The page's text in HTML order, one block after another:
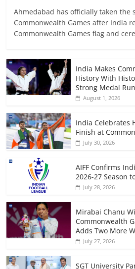
Ahmedabad has officially taken the
Commonwealth Games after India
Commonwealth Games flag and
India Makes
History With
Strong Medal Run
August 1, 2026
India Celebrates
Finish at
July 30, 2026
AIFF Confirms
2026-27 Season
July 28, 2026
Mirabai Chanu
Commonwealth
Adds Two More
July 27, 2026
SGT University